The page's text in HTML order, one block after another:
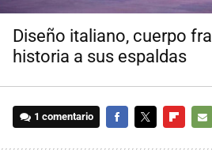
Diseño italiano, cuerpo
historia a sus espaldas
1 comentario